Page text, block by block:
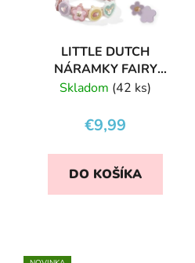
LITTLE DUTCH
NÁRAMKY FAIRY
GARDEN
Skladom (42 ks)
€9,99
DO KOŠÍKA